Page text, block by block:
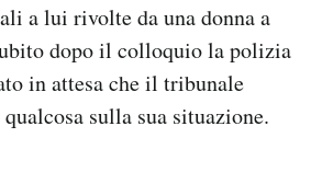
a lui rivolte da una donna a
dopo il colloquio la polizia
in attesa che il tribunale
sulla sua situazione.